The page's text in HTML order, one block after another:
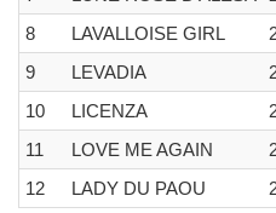
8
LAVALLOISE GIRL
9
LEVADIA
10
LICENZA
11
LOVE ME AGAIN
12
LADY DU PAOU